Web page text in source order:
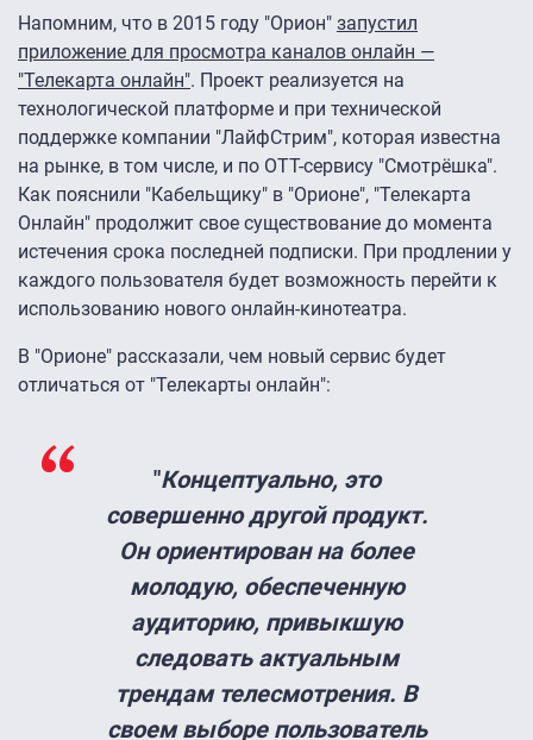
Напомним, что в 2015 году "Орион" запустил
приложение для просмотра каналов онлайн —
"Телекарта онлайн". Проект реализуется на
технологической платформе и при технической
поддержке компании "ЛайфСтрим", которая известна
на рынке, в том числе, и по OTT-сервису "Смотрёшка".
Как пояснили "Кабельщику" в "Орионе", "Телекарта
Онлайн" продолжит свое существование до момента
истечения срока последней подписки. При продлении у
каждого пользователя будет возможность перейти к
использованию нового онлайн-кинотеатра.
В "Орионе" рассказали, чем новый сервис будет
отличаться от "Телекарты онлайн":
"Концептуально, это
совершенно другой продукт.
Он ориентирован на более
молодую, обеспеченную
аудиторию, привыкшую
следовать актуальным
трендам телесмотрения. В
своем выборе пользователь